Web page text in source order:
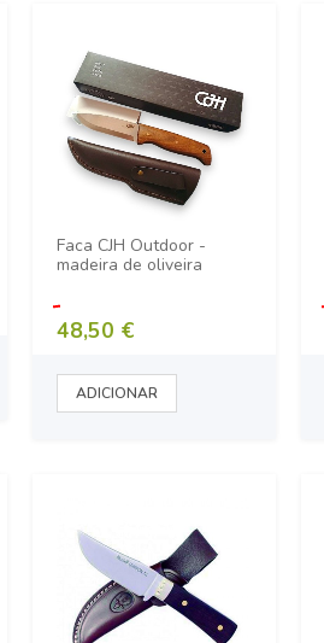
Faca CJH Outdoor -
madeira de oliveira
48,50 €